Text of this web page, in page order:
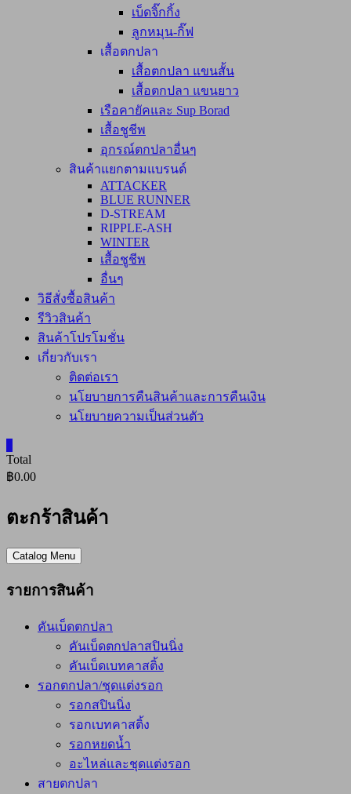
เบ็ดจิ๊กกิ้ง
ลูกหมุน-กิ๊ฟ
เสื้อตกปลา
เสื้อตกปลา แขนสั้น
เสื้อตกปลา แขนยาว
เรือคายัคและ Sup Borad
เสื้อชูชีพ
อุกรณ์ตกปลาอื่นๆ
สินค้าแยกตามแบรนด์
ATTACKER
BLUE RUNNER
D-STREAM
RIPPLE-ASH
WINTER
เสื้อชูชีพ
อื่นๆ
วิธีสั่งซื้อสินค้า
รีวิวสินค้า
สินค้าโปรโมชั่น
เกี่ยวกับเรา
ติดต่อเรา
นโยบายการคืนสินค้าและการคืนเงิน
นโยบายความเป็นส่วนตัว
Total
฿0.00
ตะกร้าสินค้า
Catalog Menu
รายการสินค้า
คันเบ็ดตกปลา
คันเบ็ดตกปลาสปินนิ่ง
คันเบ็ดเบทคาสติ้ง
รอกตกปลา/ชุดแต่งรอก
รอกสปินนิ่ง
รอกเบทคาสติ้ง
รอกหยดน้ำ
อะไหล่และชุดแต่งรอก
สายตกปลา